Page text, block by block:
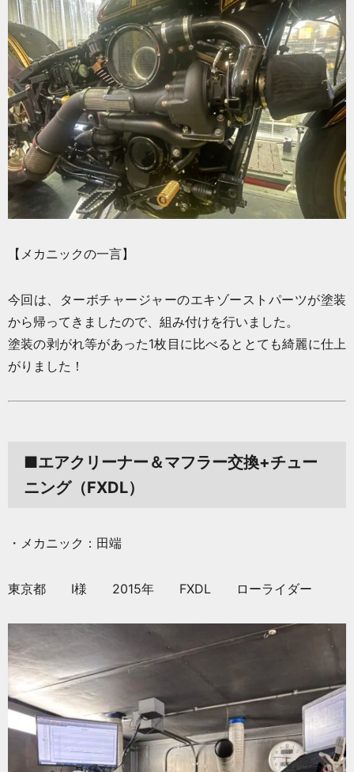
【メカニックの一言】
今回は、ターボチャージャーのエキゾーストパーツが塗装
から帰ってきましたので、組み付けを行いました。
塗装の剥がれ等があった1枚目に比べるととても綺麗に仕上
がりました！
■エアクリーナー＆マフラー交換+チュー
ニング（FXDL）
・メカニック：田端
東京都 I様 2015年 FXDL ローライダー